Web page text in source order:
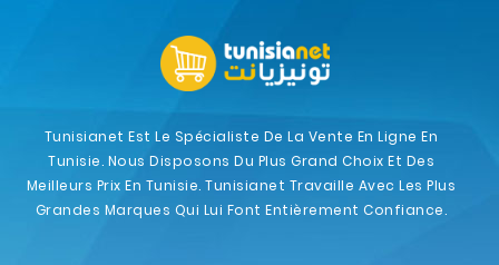
Tunisianet Est Le Spécialiste De La Vente En Ligne En
Tunisie. Nous Disposons Du Plus Grand Choix Et Des
Meilleurs Prix En Tunisie. Tunisianet Travaille Avec Les Plus
Grandes Marques Qui Lui Font Entièrement Confiance.